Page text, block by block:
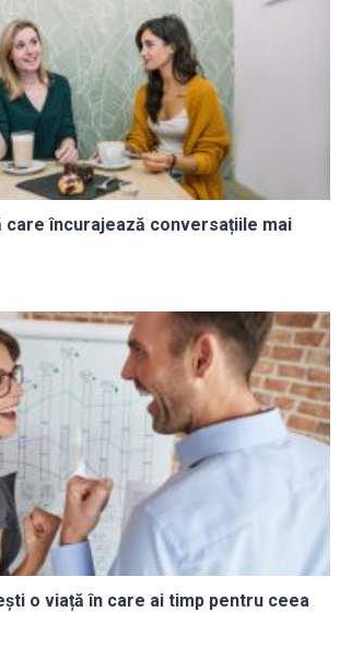
care încurajează conversațiile mai
o viață în care ai timp pentru ceea